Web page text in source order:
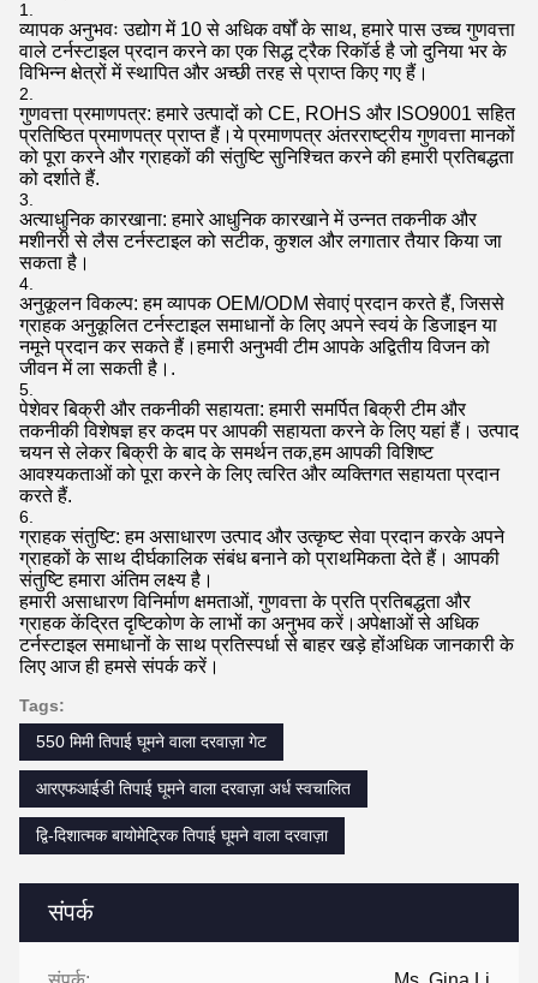
संपर्क
व्यापक अनुभवः उद्योग में 10 से अधिक वर्षों के साथ, हमारे पास उच्च गुणवत्ता
वाले टर्नस्टाइल प्रदान करने का एक सिद्ध ट्रैक रिकॉर्ड है जो दुनिया भर के
विभिन्न क्षेत्रों में स्थापित और अच्छी तरह से प्राप्त किए गए हैं।
गुणवत्ता प्रमाणपत्र: हमारे उत्पादों को CE, ROHS और ISO9001 सहित
प्रतिष्ठित प्रमाणपत्र प्राप्त हैं।ये प्रमाणपत्र अंतरराष्ट्रीय गुणवत्ता मानकों
को पूरा करने और ग्राहकों की संतुष्टि सुनिश्चित करने की हमारी प्रतिबद्धता
को दर्शाते हैं.
अत्याधुनिक कारखाना: हमारे आधुनिक कारखाने में उन्नत तकनीक और
मशीनरी से लैस टर्नस्टाइल को सटीक, कुशल और लगातार तैयार किया जा
सकता है।
अनुकूलन विकल्प: हम व्यापक OEM/ODM सेवाएं प्रदान करते हैं, जिससे
ग्राहक अनुकूलित टर्नस्टाइल समाधानों के लिए अपने स्वयं के डिजाइन या
नमूने प्रदान कर सकते हैं।हमारी अनुभवी टीम आपके अद्वितीय विजन को
जीवन में ला सकती है।.
पेशेवर बिक्री और तकनीकी सहायता: हमारी समर्पित बिक्री टीम और
तकनीकी विशेषज्ञ हर कदम पर आपकी सहायता करने के लिए यहां हैं। उत्पाद
चयन से लेकर बिक्री के बाद के समर्थन तक,हम आपकी विशिष्ट
आवश्यकताओं को पूरा करने के लिए त्वरित और व्यक्तिगत सहायता प्रदान
करते हैं.
ग्राहक संतुष्टि: हम असाधारण उत्पाद और उत्कृष्ट सेवा प्रदान करके अपने
ग्राहकों के साथ दीर्घकालिक संबंध बनाने को प्राथमिकता देते हैं। आपकी
संतुष्टि हमारा अंतिम लक्ष्य है।
हमारी असाधारण विनिर्माण क्षमताओं, गुणवत्ता के प्रति प्रतिबद्धता और
ग्राहक केंद्रित दृष्टिकोण के लाभों का अनुभव करें।अपेक्षाओं से अधिक
टर्नस्टाइल समाधानों के साथ प्रतिस्पर्धा से बाहर खड़े होंअधिक जानकारी के
लिए आज ही हमसे संपर्क करें।
Tags:
550 मिमी तिपाई घूमने वाला दरवाज़ा गेट
आरएफआईडी तिपाई घूमने वाला दरवाज़ा अर्ध स्वचालित
द्वि-दिशात्मक बायोमेट्रिक तिपाई घूमने वाला दरवाज़ा